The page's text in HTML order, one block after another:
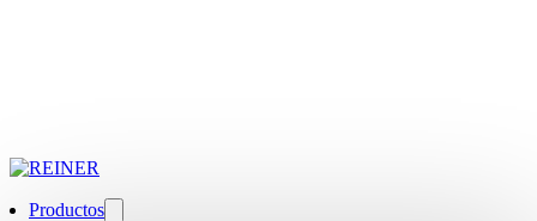
Productos